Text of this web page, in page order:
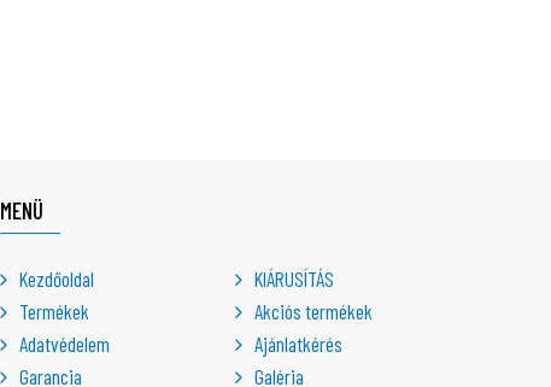
MENÜ
Kezdőoldal
Termékek
Adatvédelem
Garancia
KIÁRUSÍTÁS
Akciós termékek
Ajánlatkérés
Galéria